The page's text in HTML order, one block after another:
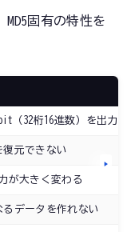
固有の特性を
（32桁16進数）を出力
復元できない
が大きく変わる
るデータを作れない